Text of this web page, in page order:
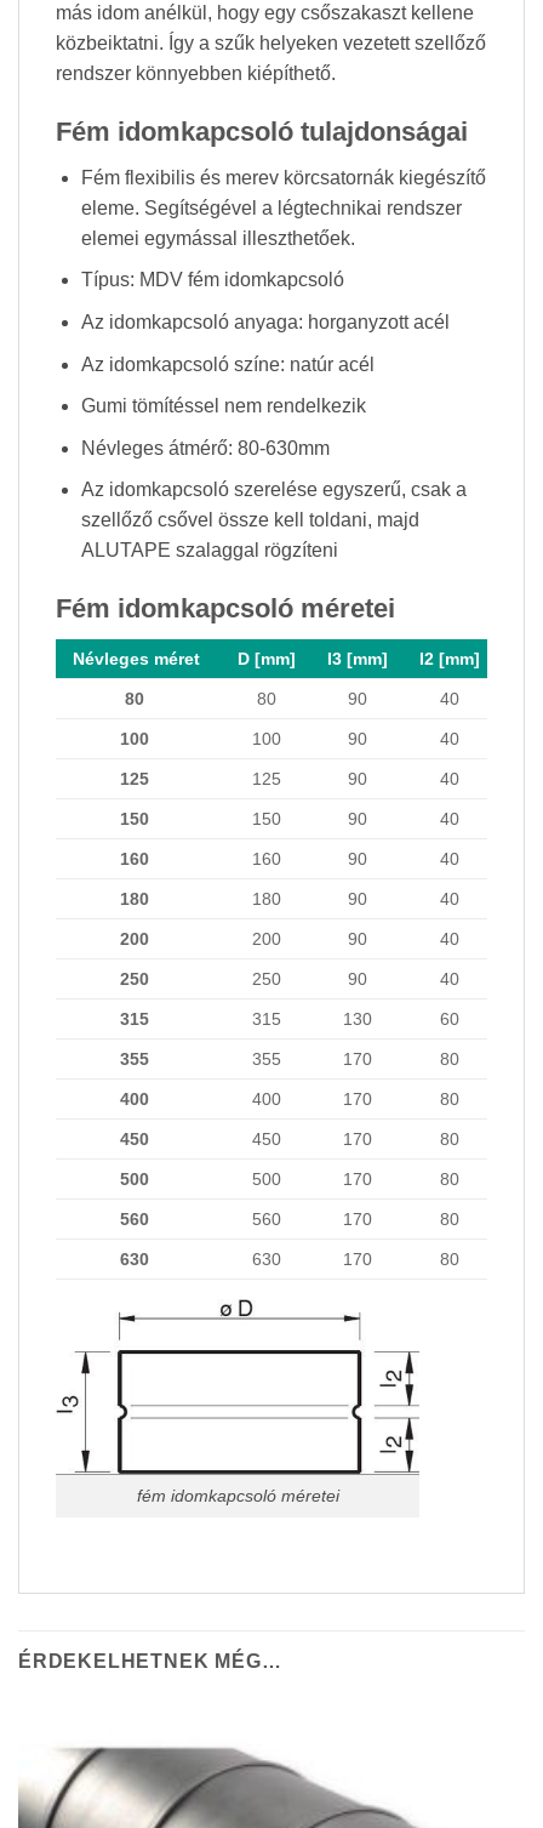
más idom anélkül, hogy egy csőszakaszt kellene
közbeiktatni. Így a szűk helyeken vezetett szellőző
rendszer könnyebben kiépíthető.
Fém idomkapcsoló tulajdonságai
Fém flexibilis és merev körcsatornák kiegészítő
eleme. Segítségével a légtechnikai rendszer
elemei egymással illeszthetőek.
Típus: MDV fém idomkapcsoló
Az idomkapcsoló anyaga: horganyzott acél
Az idomkapcsoló színe: natúr acél
Gumi tömítéssel nem rendelkezik
Névleges átmérő: 80-630mm
Az idomkapcsoló szerelése egyszerű, csak a
szellőző csővel össze kell toldani, majd
ALUTAPE szalaggal rögzíteni
Fém idomkapcsoló méretei
80 80 90 40
100 100 90 40
125 125 90 40
150 150 90 40
160 160 90 40
180 180 90 40
200 200 90 40
250 250 90 40
315 315 130 60
355 355 170 80
400 400 170 80
450 450 170 80
500 500 170 80
560 560 170 80
630 630 170 80
Névleges méret D [mm] I3 [mm] I2 [mm]
fém idomkapcsoló méretei
ÉRDEKELHETNEK MÉG…